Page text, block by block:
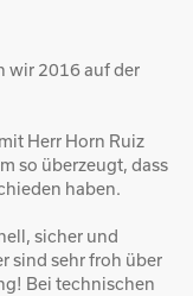
wir 2016 auf der
Herr Horn Ruiz
so überzeugt, dass
haben.
sicher und
sind sehr froh über
Bei technischen